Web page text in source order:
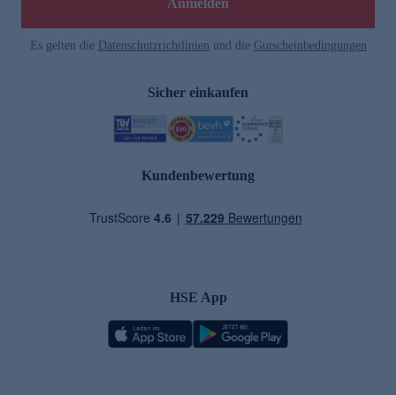
Anmelden
Es gelten die Datenschutzrichtlinien und die Gutscheinbedingungen
Sicher einkaufen
Kundenbewertung
HSE App